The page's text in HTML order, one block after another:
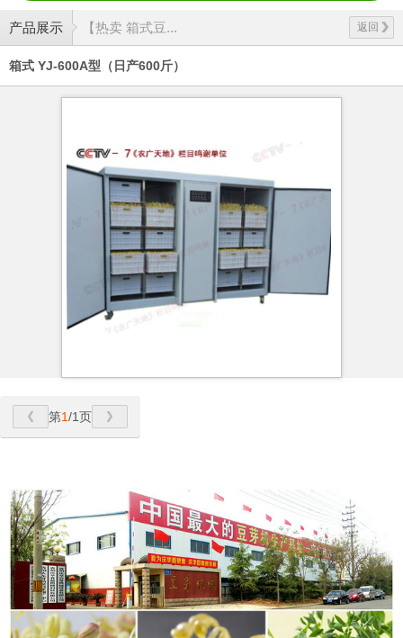
产品展示 返回
【热卖 箱式豆...
箱式 YJ-600A型（日产600斤）
第1/1页